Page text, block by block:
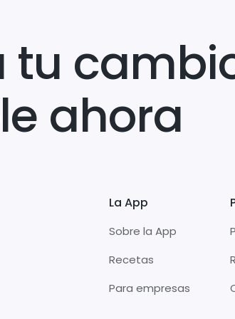
tu
ahora
La App
Sobre la App
Recetas
Para empresas